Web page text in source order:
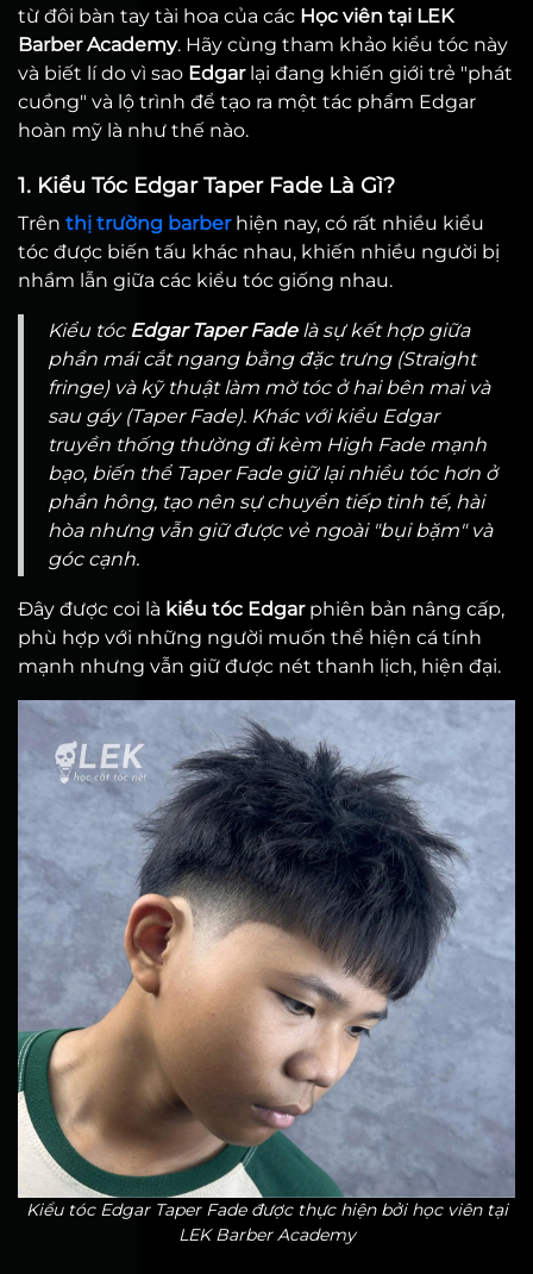
từ đôi bàn tay tài hoa của các Học viên tại LEK
Barber Academy. Hãy cùng tham khảo kiểu tóc này
và biết lí do vì sao Edgarlại đang khiến giới trẻ "phát
cuồng" và lộ trình để tạo ra một tác phẩm Edgar
hoàn mỹ là như thế nào.
1. Kiểu Tóc Edgar Taper Fade Là Gì?
Trên thị trường barberhiện nay, có rất nhiều kiểu
tóc được biến tấu khác nhau, khiến nhiều người bị
nhầm lẫn giữa các kiểu tóc giống nhau.
Kiểu tóc Edgar Taper Fadelà sự kết hợp giữa
phần mái cắt ngang bằng đặc trưng (Straight
fringe) và kỹ thuật làm mờ tóc ở hai bên mai và
sau gáy (Taper Fade). Khác với kiểu Edgar
truyền thống thường đi kèm High Fade mạnh
bạo, biến thể Taper Fade giữ lại nhiều tóc hơn ở
phần hông, tạo nên sự chuyển tiếp tinh tế, hài
hòa nhưng vẫn giữ được vẻ ngoài "bụi bặm" và
góc cạnh.
Đây được coi là kiểu tóc Edgarphiên bản nâng cấp,
phù hợp với những người muốn thể hiện cá tính
mạnh nhưng vẫn giữ được nét thanh lịch, hiện đại.
Kiểu tóc Edgar Taper Fade được thực hiện bởi học viên tại
LEK Barber Academy